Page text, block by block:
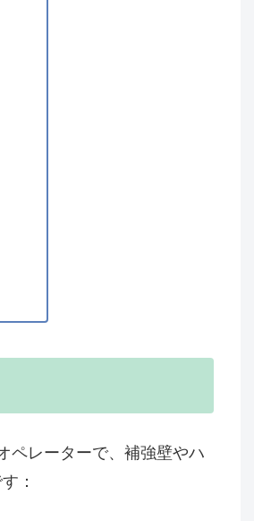
ペレーターで、補強壁やハ
：